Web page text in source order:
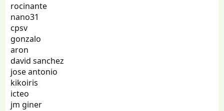
rocinante
nano31
cpsv
gonzalo
aron
david sanchez
jose antonio
kikoiris
icteo
jm giner